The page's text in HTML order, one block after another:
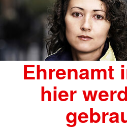
Ehrenamt
hier